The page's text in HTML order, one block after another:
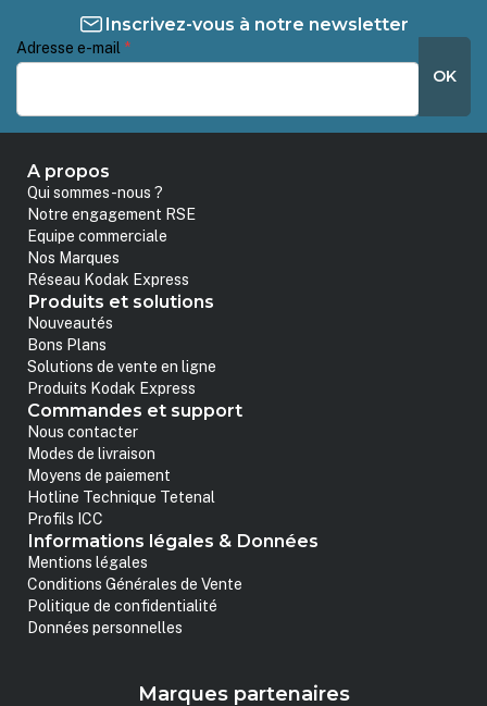
Inscrivez-vous à notre newsletter
Adresse e-mail *
OK
A propos
Qui sommes-nous ?
Notre engagement RSE
Equipe commerciale
Nos Marques
Réseau Kodak Express
Produits et solutions
Nouveautés
Bons Plans
Solutions de vente en ligne
Produits Kodak Express
Commandes et support
Nous contacter
Modes de livraison
Moyens de paiement
Hotline Technique Tetenal
Profils ICC
Informations légales & Données
Mentions légales
Conditions Générales de Vente
Politique de confidentialité
Données personnelles
Marques partenaires